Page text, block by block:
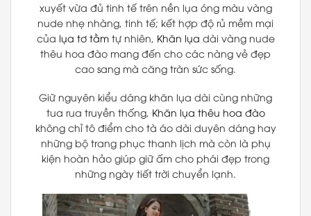
xuyết vừa đủ tinh tế trên nền lụa óng màu vàng
nude nhẹ nhàng, tinh tế; kết hợp độ rủ mềm mại
của lụa tơ tằmtự nhiên, Khăn lụa dài vàng nude
thêu hoa đào mang đến cho các nàng vẻ đẹp
cao sang mà căng tràn sức sống.
Giữ nguyên kiểu dáng khăn lụa dài cùng những
tua rua truyền thống, Khăn lụa thêu hoa đào
không chỉ tô điểm cho tà áo dài duyên dáng hay
những bộ trang phục thanh lịch mà còn là phụ
kiện hoàn hảo giúp giữ ấm cho phái đẹp trong
những ngày tiết trời chuyển lạnh.